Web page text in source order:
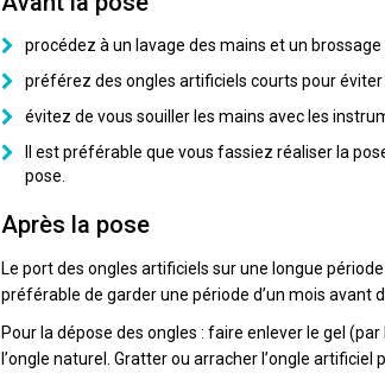
procédez à un lavage des mains et un brossage
préférez des ongles artificiels courts pour éviter
évitez de vous souiller les mains avec les
Il est préférable que vous fassiez réaliser la
pose.
Après la pose
Le port des ongles artificiels sur une longue
préférable de garder une période d’un mois avant
Pour la dépose des ongles : faire enlever le gel
l’ongle naturel. Gratter ou arracher l’ongle